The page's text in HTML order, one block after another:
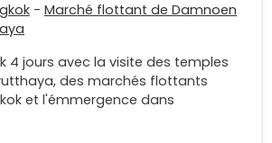
- Marché flottant de Damnoen
4 jours avec la visite des temples
des marchés flottants
et l'émmergence dans